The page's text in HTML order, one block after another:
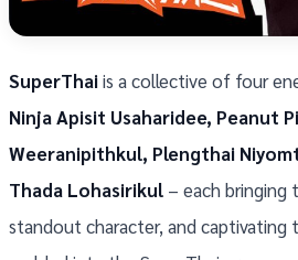
SuperThaiis a collective of four
Ninja Apisit Usaharidee, Peanut
Weeranipithkul, Plengthai
Thada Lohasirikul – each bringing
standout character, and captivating